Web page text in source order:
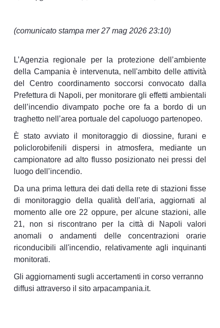
(comunicato stampa mer 27 mag 2026 23:10)
L’Agenzia regionale per la protezione dell’ambiente
della Campania è intervenuta, nell'ambito delle attività
del Centro coordinamento soccorsi convocato dalla
Prefettura di Napoli, per monitorare gli effetti ambientali
dell’incendio divampato poche ore fa a bordo di un
traghetto nell’area portuale del capoluogo partenopeo.
È stato avviato il monitoraggio di diossine, furani e
policlorobifenili dispersi in atmosfera, mediante un
campionatore ad alto flusso posizionato nei pressi del
luogo dell’incendio.
Da una prima lettura dei dati della rete di stazioni fisse
di monitoraggio della qualità dell'aria, aggiornati al
momento alle ore 22 oppure, per alcune stazioni, alle
21, non si riscontrano per la città di Napoli valori
anomali o andamenti delle concentrazioni orarie
riconducibili all'incendio, relativamente agli inquinanti
monitorati.
Gli aggiornamenti sugli accertamenti in corso verranno
diffusi attraverso il sito arpacampania.it.